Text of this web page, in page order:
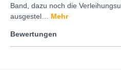
Band, dazu noch die
ausgestel… Mehr
Bewertungen